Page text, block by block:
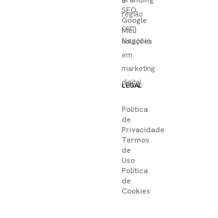
SEO
Google
Meu
Negócio
LEGAL
Política
de
Privacidade
Termos
de
Uso
Política
de
Cookies
região
com
soluções
em
marketing
digital.